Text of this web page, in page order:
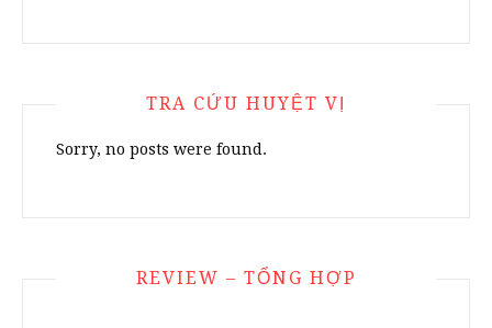
TRA CỨU HUYỆT VỊ
Sorry, no posts were found.
REVIEW – TỔNG HỢP